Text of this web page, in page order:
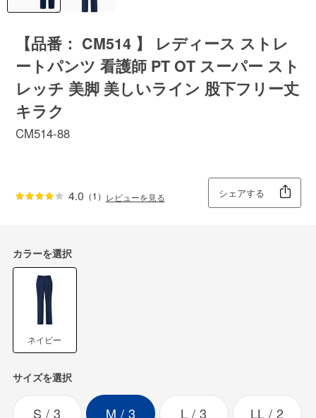
【品番： CM514 】 レディース ストレ
ートパンツ 看護師 PT OT スーパー スト
レッチ 美脚 美しいライン 股下フリー丈
キラク
CM514-88
4.0 （1） レビューを見る シェアする
カラーを選択
ネイビー
サイズを選択
S 3 M 3 L 3 LL 2